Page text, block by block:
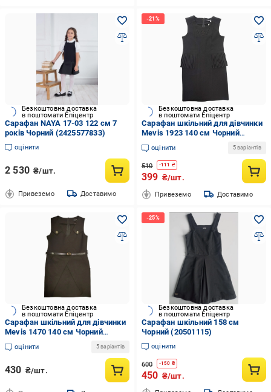
Безкоштовна доставка
в поштомати Епіцентр
Сарафан NAYA 17-03 122 см 7
років Чорний (2425577833)
оцінити
2 530 ₴/шт.
Привеземо Доставимо
Безкоштовна доставка
в поштомати Епіцентр
Сарафан шкільний для дівчинки
Mevis 1923 140 см Чорний
(837201_140)
оцінити 5 варіантів
510 -111 ₴
399 ₴/шт.
Привеземо Доставимо
Безкоштовна доставка
в поштомати Епіцентр
Сарафан шкільний для дівчинки
Mevis 1470 140 см Чорний
(917701_140)
оцінити 5 варіантів
430 ₴/шт.
Безкоштовна доставка
в поштомати Епіцентр
Сарафан шкільний 158 см
Чорний (20501115)
оцінити
600 -150 ₴
450 ₴/шт.